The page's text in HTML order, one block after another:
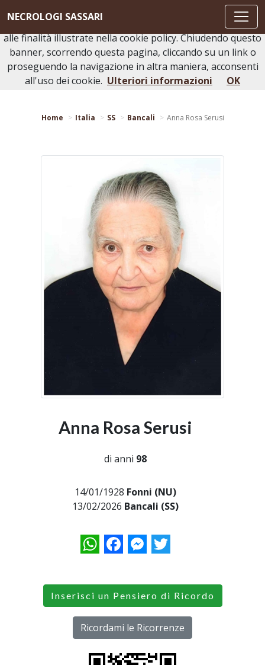
NECROLOGI SASSARI
Torna indietro Stampa bacheca
Home Italia SS Bancali Anna Rosa Serusi
Anna Rosa Serusi
di anni 98
14/01/1928 Fonni (NU)
13/02/2026 Bancali (SS)
WhatsAppFacebookMessenger
Twitter
Inserisci un Pensiero di Ricordo
Ricordami le Ricorrenze
Questo sito o gli strumenti terzi da questo utilizzati si
avvalgono di cookie necessari al funzionamento ed utili
alle finalità illustrate nella cookie policy. Chiudendo questo
banner, scorrendo questa pagina, cliccando su un link o
proseguendo la navigazione in altra maniera, acconsenti
all'uso dei cookie. Ulteriori informazioni OK